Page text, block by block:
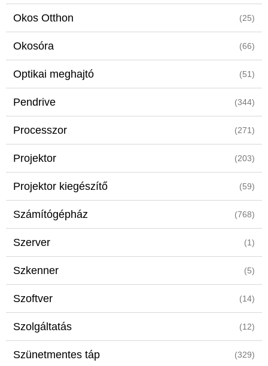
Okos Otthon (25)
Okosóra (66)
Optikai meghajtó (51)
Pendrive (344)
Processzor (271)
Projektor (203)
Projektor kiegészítő (59)
Számítógépház (768)
Szerver (1)
Szkenner (5)
Szoftver (14)
Szolgáltatás (12)
Szünetmentes táp (329)